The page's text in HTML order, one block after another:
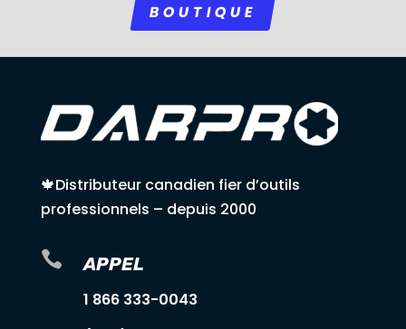
BOUTIQUE
🍁Distributeur canadien fier d’outils
professionnels – depuis 2000
 APPEL
1 866 333-0043